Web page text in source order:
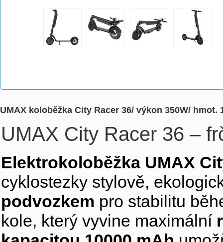
UMAX koloběžka City Racer 36/ výkon 350W/
UMAX City Racer 36 –
Elektrokoloběžka UMAX
cyklostezky stylově,
podvozkem pro stabilitu
kole, který vyvine maximální